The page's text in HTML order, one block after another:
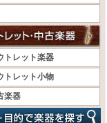
トレット楽器
トレット小物
楽器